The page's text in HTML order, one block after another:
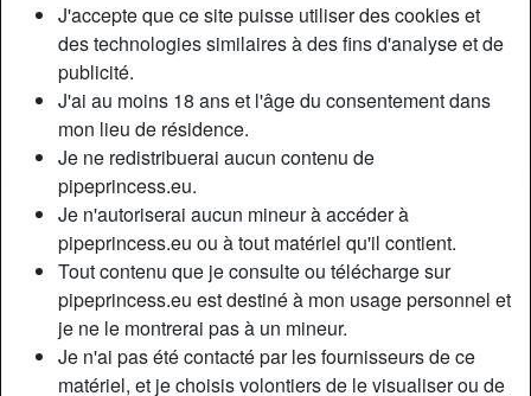
J'accepte que ce site puisse utiliser des cookies et
des technologies similaires à des fins d'analyse et de
publicité.
J'ai au moins 18 ans et l'âge du consentement dans
mon lieu de résidence.
Je ne redistribuerai aucun contenu de
pipeprincess.eu.
Je n'autoriserai aucun mineur à accéder à
pipeprincess.eu ou à tout matériel qu'il contient.
Tout contenu que je consulte ou télécharge sur
pipeprincess.eu est destiné à mon usage personnel et
je ne le montrerai pas à un mineur.
Je n'ai pas été contacté par les fournisseurs de ce
matériel, et je choisis volontiers de le visualiser ou de
Nickname:
Meadow
Âge:
43
Pays:
France
Département:
Paris
Sexe:
Homme
Sexualité:
Hétéro